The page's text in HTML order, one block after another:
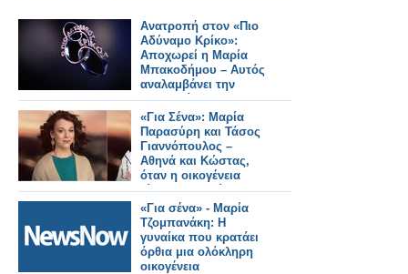
Ανατροπή στον «Πιο
Αδύναμο Κρίκο»:
Αποχωρεί η Μαρία
Μπακοδήμου – Αυτός
αναλαμβάνει την
παρουσίαση
«Για Σένα»: Μαρία
Παρασύρη και Τάσος
Γιαννόπουλος –
Αθηνά και Κώστας,
όταν η οικογένεια
γίνεται καταφύγιο
«Για σένα» - Μαρία
Τζομπανάκη: Η
γυναίκα που κρατάει
όρθια μια ολόκληρη
οικογένεια